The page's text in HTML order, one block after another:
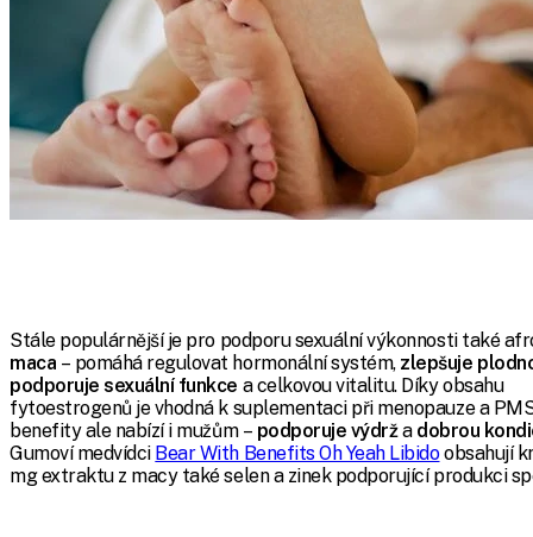
Stále populárnější je pro podporu sexuální výkonnosti také
maca – pomáhá regulovat hormonální systém, zlepšuje
podporuje sexuální funkce a celkovou vitalitu. Díky obsahu
fytoestrogenů je vhodná k suplementaci při menopauze a
benefity ale nabízí i mužům – podporuje výdržadobrou
Gumoví medvídci Bear With Benefits Oh Yeah Libidoobsahují
mg extraktu z macy také selen a zinek podporující produkci